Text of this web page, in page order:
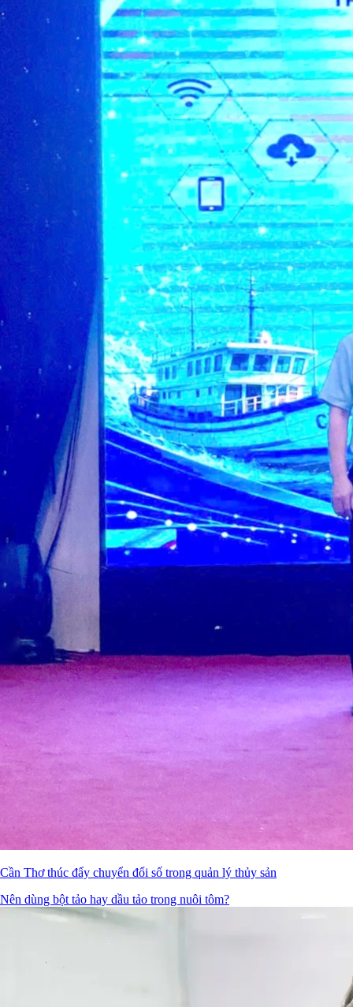
Cần Thơ thúc đẩy chuyển đổi số trong quản lý thủy sản
Nên dùng bột tảo hay dầu tảo trong nuôi tôm?